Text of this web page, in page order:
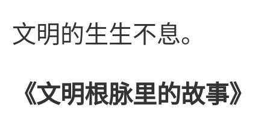
文明的生生不息。
《文明根脉里的故事》